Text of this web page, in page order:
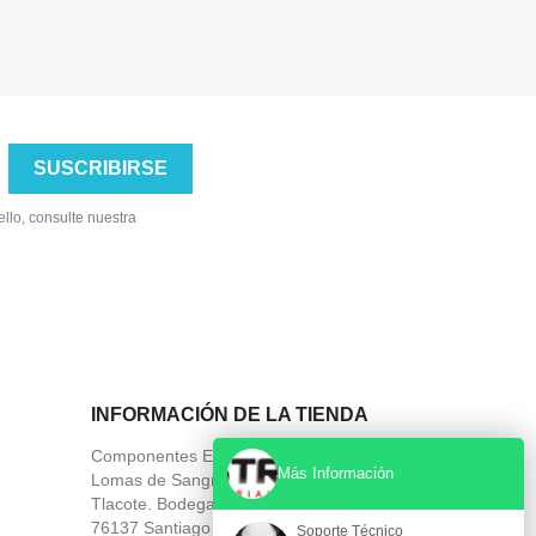
consulte nuestra
INFORMACIÓN DE LA TIENDA
Componentes Electronicos Industriales
Lomas de Sangremal 108, Carr. a
Tlacote. Bodega 31, Navex Park
76137 Santiago de Querétaro
Más Información
Soporte Técnico